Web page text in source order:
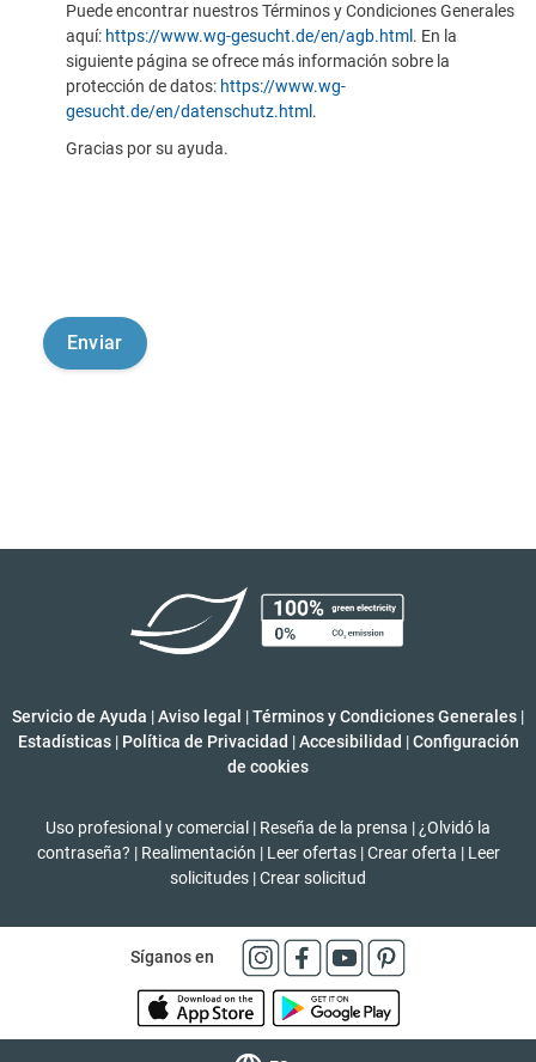
Puede encontrar nuestros Términos y Condiciones Generales
aquí: https://www.wg-gesucht.de/en/agb.html . En la
siguiente página se ofrece más información sobre la
protección de datos: https://www.wg-
gesucht.de/en/datenschutz.html .
Gracias por su ayuda.
Servicio de Ayuda |Aviso legal |Términos y Condiciones Generales |
Estadísticas | Política de Privacidad | Accesibilidad | Configuración
de cookies
Uso profesional y comercial | Reseña de la prensa | ¿Olvidó la
contraseña? | Realimentación | Leer ofertas | Crear oferta | Leer
solicitudes |Crear solicitud
Síganos en